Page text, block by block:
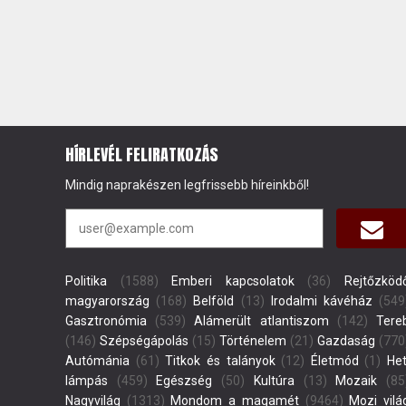
HÍRLEVÉL FELIRATKOZÁS
Mindig naprakészen legfrissebb híreinkből!
Politika (1588) Emberi kapcsolatok(36)
magyarország (168) Belföld (13) Irodalmi kávéház
Gasztronómia (539) Alámerült atlantiszom (142)
(146) Szépségápolás (15) Történelem (21) Gazdaság
Autómánia (61) Titkok és talányok(12) Életmód (1)
lámpás (459) Egészség (50) Kultúra (13) Mozaik
Nagyvilág (1313) Mondom a magamét(9464) Mozi